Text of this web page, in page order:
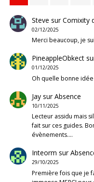
Steve surComixity
02/12/2025
Merci beaucoup, je
PineappleObkect
01/12/2025
Oh quelle bonne
JaysurAbsence
10/11/2025
Lecteur assidu mais
fait sur ces guides.
évènements.…
Inteorm sur
29/10/2025
Première fois que je